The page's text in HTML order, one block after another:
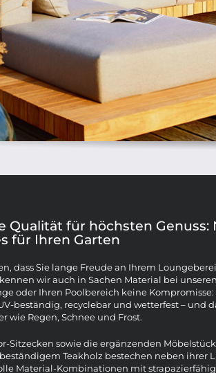
Qualität für höchsten Genuss:
für Ihren Garten
dass Sie lange Freude an Ihrem
wir auch in Sachen Material bei
oder Ihren Poolbereich keine
beständig, recyclebar und wetterfest – und
wie Regen, Schnee und Frost.
Sitzecken sowie die ergänzenden
Teakholz bestechen neben ihrer
Material-Kombinationen mit